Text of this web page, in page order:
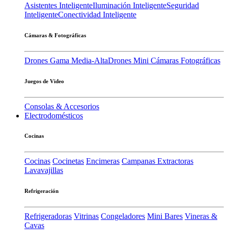
Asistentes InteligenteIluminación InteligenteSeguridad
InteligenteConectividad Inteligente
Cámaras & Fotográficas
Drones Gama Media-AltaDrones Mini Cámaras Fotográficas
Juegos de Video
Consolas & Accesorios
Electrodomésticos
Cocinas
Cocinas Cocinetas Encimeras Campanas Extractoras
Lavavajillas
Refrigeración
Refrigeradoras Vitrinas Congeladores Mini Bares Vineras &
Cavas